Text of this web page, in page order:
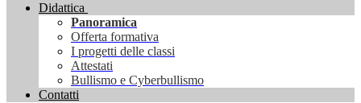
Didattica
Panoramica
Offerta formativa
I progetti delle classi
Attestati
Bullismo e Cyberbullismo
Contatti